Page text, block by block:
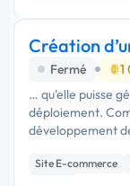
Création
Fermé
1
… qu'elle puisse
déploiement.
développement
des plateformes
etc. - …
Site E-commerce